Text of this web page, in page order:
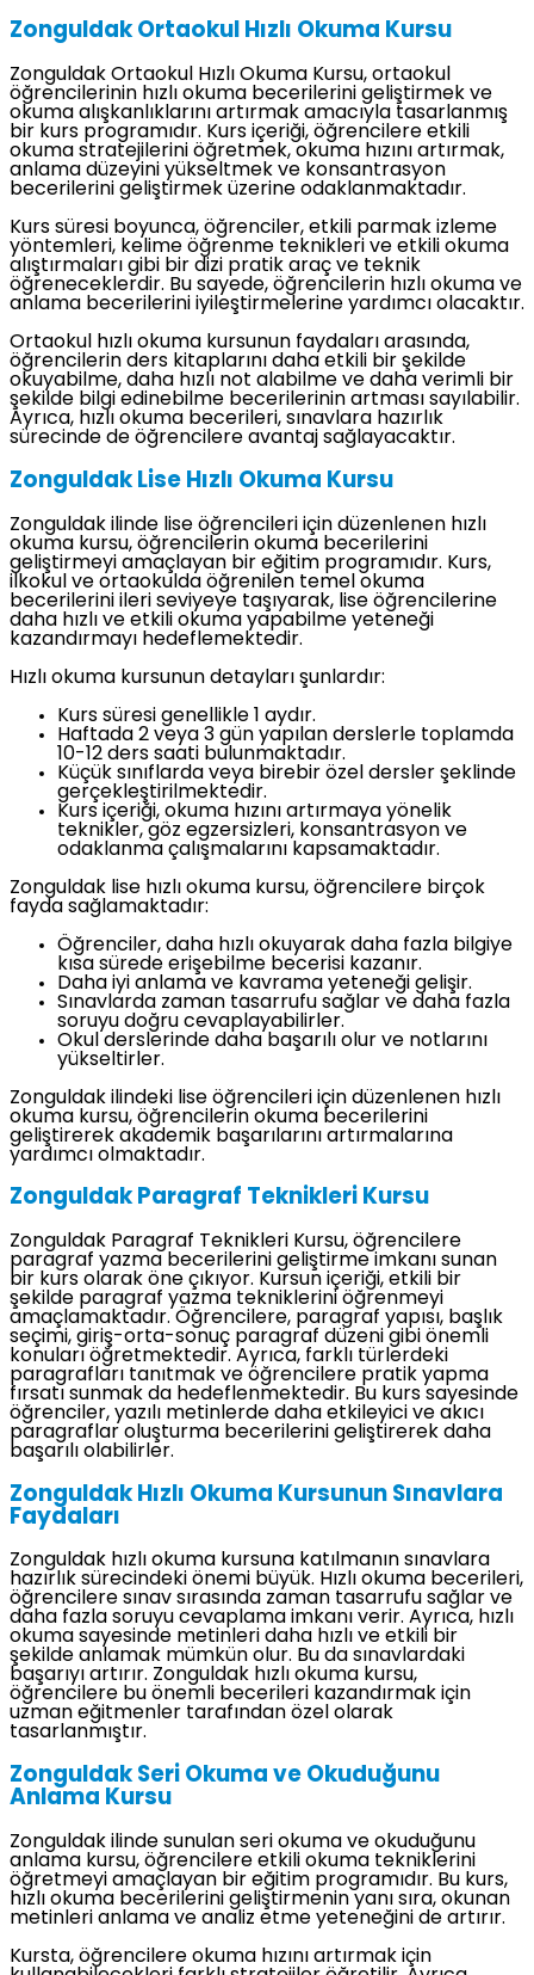
Zonguldak Ortaokul Hızlı Okuma Kursu
Zonguldak Ortaokul Hızlı Okuma Kursu, ortaokul
öğrencilerinin hızlı okuma becerilerini geliştirmek ve
okuma alışkanlıklarını artırmak amacıyla tasarlanmış
bir kurs programıdır. Kurs içeriği, öğrencilere etkili
okuma stratejilerini öğretmek, okuma hızını artırmak,
anlama düzeyini yükseltmek ve konsantrasyon
becerilerini geliştirmek üzerine odaklanmaktadır.
Kurs süresi boyunca, öğrenciler, etkili parmak izleme
yöntemleri, kelime öğrenme teknikleri ve etkili okuma
alıştırmaları gibi bir dizi pratik araç ve teknik
öğreneceklerdir. Bu sayede, öğrencilerin hızlı okuma ve
anlama becerilerini iyileştirmelerine yardımcı olacaktır.
Ortaokul hızlı okuma kursunun faydaları arasında,
öğrencilerin ders kitaplarını daha etkili bir şekilde
okuyabilme, daha hızlı not alabilme ve daha verimli bir
şekilde bilgi edinebilme becerilerinin artması sayılabilir.
Ayrıca, hızlı okuma becerileri, sınavlara hazırlık
sürecinde de öğrencilere avantaj sağlayacaktır.
Zonguldak Lise Hızlı Okuma Kursu
Zonguldak ilinde lise öğrencileri için düzenlenen hızlı
okuma kursu, öğrencilerin okuma becerilerini
geliştirmeyi amaçlayan bir eğitim programıdır. Kurs,
ilkokul ve ortaokulda öğrenilen temel okuma
becerilerini ileri seviyeye taşıyarak, lise öğrencilerine
daha hızlı ve etkili okuma yapabilme yeteneği
kazandırmayı hedeflemektedir.
Hızlı okuma kursunun detayları şunlardır:
Kurs süresi genellikle 1 aydır.
Haftada 2 veya 3 gün yapılan derslerle toplamda
10-12 ders saati bulunmaktadır.
Küçük sınıflarda veya birebir özel dersler şeklinde
gerçekleştirilmektedir.
Kurs içeriği, okuma hızını artırmaya yönelik
teknikler, göz egzersizleri, konsantrasyon ve
odaklanma çalışmalarını kapsamaktadır.
Zonguldak lise hızlı okuma kursu, öğrencilere birçok
fayda sağlamaktadır:
Öğrenciler, daha hızlı okuyarak daha fazla bilgiye
kısa sürede erişebilme becerisi kazanır.
Daha iyi anlama ve kavrama yeteneği gelişir.
Sınavlarda zaman tasarrufu sağlar ve daha fazla
soruyu doğru cevaplayabilirler.
Okul derslerinde daha başarılı olur ve notlarını
yükseltirler.
Zonguldak ilindeki lise öğrencileri için düzenlenen hızlı
okuma kursu, öğrencilerin okuma becerilerini
geliştirerek akademik başarılarını artırmalarına
yardımcı olmaktadır.
Zonguldak Paragraf Teknikleri Kursu
Zonguldak Paragraf Teknikleri Kursu, öğrencilere
paragraf yazma becerilerini geliştirme imkanı sunan
bir kurs olarak öne çıkıyor. Kursun içeriği, etkili bir
şekilde paragraf yazma tekniklerini öğrenmeyi
amaçlamaktadır. Öğrencilere, paragraf yapısı, başlık
seçimi, giriş-orta-sonuç paragraf düzeni gibi önemli
konuları öğretmektedir. Ayrıca, farklı türlerdeki
paragrafları tanıtmak ve öğrencilere pratik yapma
fırsatı sunmak da hedeflenmektedir. Bu kurs sayesinde
öğrenciler, yazılı metinlerde daha etkileyici ve akıcı
paragraflar oluşturma becerilerini geliştirerek daha
başarılı olabilirler.
Zonguldak Hızlı Okuma Kursunun Sınavlara
Faydaları
Zonguldak hızlı okuma kursuna katılmanın sınavlara
hazırlık sürecindeki önemi büyük. Hızlı okuma becerileri,
öğrencilere sınav sırasında zaman tasarrufu sağlar ve
daha fazla soruyu cevaplama imkanı verir. Ayrıca, hızlı
okuma sayesinde metinleri daha hızlı ve etkili bir
şekilde anlamak mümkün olur. Bu da sınavlardaki
başarıyı artırır. Zonguldak hızlı okuma kursu,
öğrencilere bu önemli becerileri kazandırmak için
uzman eğitmenler tarafından özel olarak
tasarlanmıştır.
Zonguldak Seri Okuma ve Okuduğunu
Anlama Kursu
Zonguldak ilinde sunulan seri okuma ve okuduğunu
anlama kursu, öğrencilere etkili okuma tekniklerini
öğretmeyi amaçlayan bir eğitim programıdır. Bu kurs,
hızlı okuma becerilerini geliştirmenin yanı sıra, okunan
metinleri anlama ve analiz etme yeteneğini de artırır.
Kursta, öğrencilere okuma hızını artırmak için